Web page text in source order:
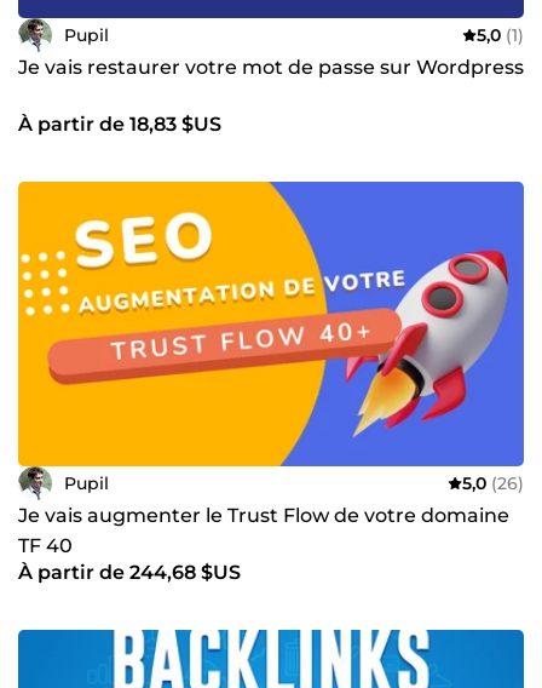
Pupil 5,0 (1)
Je vais restaurer votre mot de passe sur Wordpress
À partir de 18,83 $US
Pupil 5,0 (26)
Je vais augmenter le Trust Flow de votre domaine
TF 40
À partir de 244,68 $US